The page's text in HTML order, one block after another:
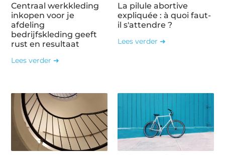
Centraal werkkleding
inkopen voor je
afdeling
bedrijfskleding geeft
rust en resultaat
Lees verder ➜
La pilule abortive
expliquée : à quoi faut-
il s'attendre ?
Lees verder ➜